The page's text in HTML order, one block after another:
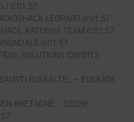
0:01:57
LEOPARD 0:01:57
KATUSHA TEAM 0:01:57
0:01:57
SOLUTIONS CREDITS
EUSKALTEL – EUSKADI
BRETAGNE – SECHE